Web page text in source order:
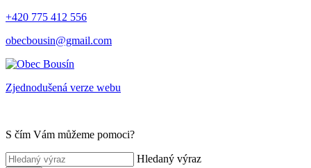
+420 775 412 556
obecbousin@gmail.com
Zjednodušená verze webu
S čím Vám můžeme pomoci?
Hledaný výraz